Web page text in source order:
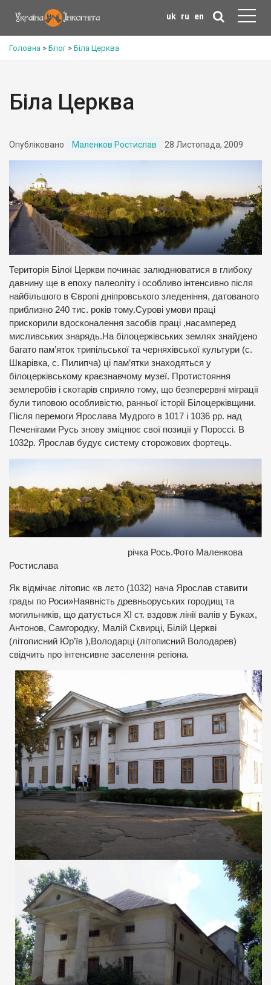
uk ru en
Головна > Блог> Біла Церква
Біла Церква
Опубліковано Маленков Ростислав 28 Листопада, 2009
Територія Білої Церкви починає залюднюватися в глибоку
давнину ще в епоху палеоліту і особливо інтенсивно після
найбільшого в Європі дніпровського зледеніння, датованого
приблизно 240 тис. років тому.Сурові умови праці
прискорили вдосконалення засобів праці ,насамперед
мисливських знарядь.На білоцерківських землях знайдено
багато пам’яток трипільської та черняхівської культури (с.
Шкарівка, с. Пилипча) ці пам’ятки знаходяться у
білоцерківському краєзнавчому музеї. Протистояння
землеробів і скотарів сприяло тому, що безперервні міграції
були типовою особливістю, ранньої історії Білоцерківщини.
Після перемоги Ярослава Мудрого в 1017 і 1036 рр. над
Печенігами Русь знову зміцнює свої позиції у Пороссі. В
1032р. Ярослав будує систему сторожових фортець.
річка Рось.Фото Маленкова
Ростислава
Як відмічає літопис «в лєто (1032) нача Ярослав ставити
грады по Роси»Наявність древньоруських городищ та
могильників, що датується XI ст. вздовж лінії валів у Буках,
Антонов, Самгородку, Малій Сквирці, Білій Церкві
(літописний Юр’їв ),Володарці (літописний Володарев)
свідчить про інтенсивне заселення регіона.